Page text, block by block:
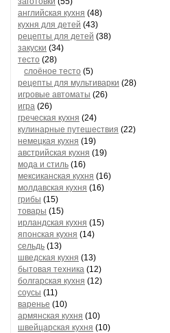
английская кухня (48)
кухня для детей (43)
рецепты для детей (38)
закуски (34)
тесто (28)
слоёное тесто (5)
рецепты для мультиварки (28)
игровые автоматы (26)
игра (26)
греческая кухня (24)
кулинарные путешествия (22)
немецкая кухня (19)
австрийская кухня (19)
мода и стиль (16)
мексиканская кухня (16)
молдавская кухня (16)
грибы (15)
товары (15)
ирландская кухня (15)
японская кухня (14)
сельдь (13)
шведская кухня (13)
бытовая техника (12)
болгарская кухня (12)
соусы (11)
варенье (10)
армянская кухня (10)
швейцарская кухня (10)